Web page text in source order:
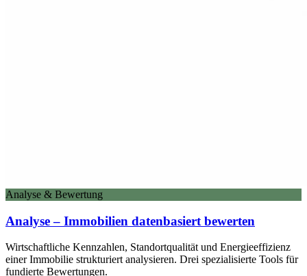
Analyse & Bewertung
Analyse – Immobilien datenbasiert bewerten
Wirtschaftliche Kennzahlen, Standortqualität und Energieeffizienz
einer Immobilie strukturiert analysieren. Drei spezialisierte Tools für
fundierte Bewertungen.